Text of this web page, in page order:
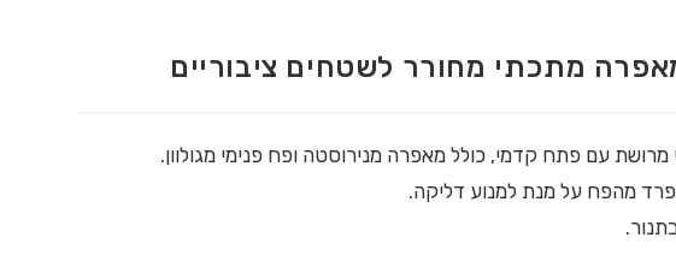
מתכתי מחורר לשטחים ציבוריים
עם פתח קדמי, כולל מאפרה מנירוסטה ופח פנימי מגולוון.
מהפח על מנת למנוע דליקה.